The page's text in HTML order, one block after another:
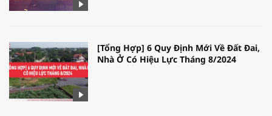
[Tổng Hợp] 6 Quy Định Mới Về Đất Đai,
Nhà Ở Có Hiệu Lực Tháng 8/2024